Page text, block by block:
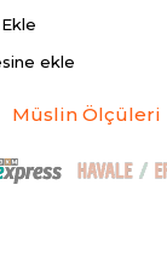
ekle
Müslin Ölçüleri